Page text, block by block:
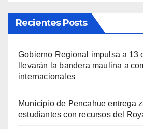
Recientes Posts
Gobierno Regional impulsa a 13
llevarán la bandera maulina a
internacionales
Municipio de Pencahue entrega
estudiantes con recursos del